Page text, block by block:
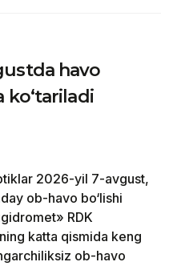
havo
ko‘tariladi
2026-yil 7-avgust,
ob-havo bo‘lishi
RDK
katta qismida keng
ob-havo